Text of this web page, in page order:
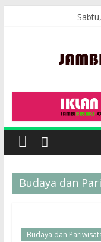
Budaya dan
Budaya dan